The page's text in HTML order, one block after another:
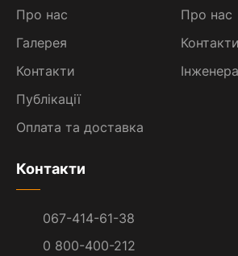
Про нас
Галерея
Контакти
Публікації
Оплата та доставка
Про нас
Контакти
Контакти
067-414-61-38
0 800-400-212